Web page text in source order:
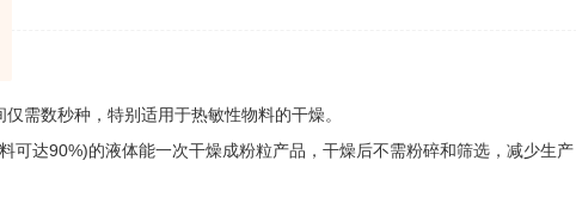
数秒种，特别适用于热敏性物料的干燥。
达90%)的液体能一次干燥成粉粒产品，干燥后不需粉碎和筛选，减少生产